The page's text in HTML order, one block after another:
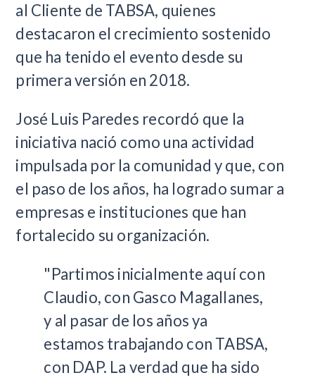
al Cliente de TABSA, quienes
destacaron el crecimiento sostenido
que ha tenido el evento desde su
primera versión en 2018.
José Luis Paredes recordó que la
iniciativa nació como una actividad
impulsada por la comunidad y que, con
el paso de los años, ha logrado sumar a
empresas e instituciones que han
fortalecido su organización.
"Partimos inicialmente aquí con
Claudio, con Gasco Magallanes,
y al pasar de los años ya
estamos trabajando con TABSA,
con DAP. La verdad que ha sido